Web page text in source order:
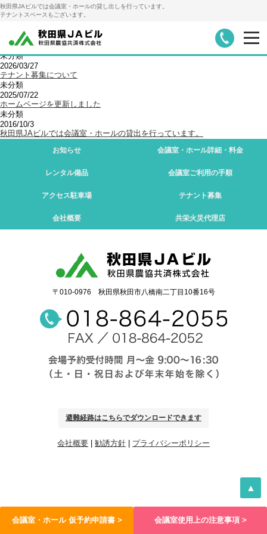
秋田県JAビルでは会議室・ホールの貸し出しを行っています。
テナントスペースもございます。
お知らせ
レンタル備品
アクセス・駐車場 テナント募集
会社概要 共栄火災代理店
会議室・ホール 仮予約申請書 > 会議室使用上の注意事項 >
▲
ホーム
新着情報
NEWS新着情報
未分類
2026/03/27
テナント募集について
未分類
2025/07/22
ホームページを更新しました
未分類
2016/10/3
秋田県JAビルでは会議室・ホールの貸出を行っています。
お知らせ 会議室・ホール詳細・料金
レンタル備品 会議室ご利用の手順
アクセス駐車場 テナント募集
会社概要 共栄火災代理店
〒010-0976 秋田県秋田市八橋南二丁目10番16号
避難経路はこちらでダウンロードできます
会社概要 勧誘方針 プライバシーポリシー